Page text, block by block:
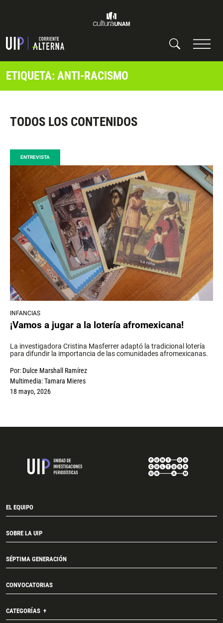
ETIQUETA: ANTI-RACISMO
TODOS LOS CONTENIDOS
ENTREVISTA
INFANCIAS
¡Vamos a jugar a la lotería afromexicana!
La investigadora Cristina Masferrer adaptó la tradicional lotería
para difundir la importancia de las comunidades afromexicanas.
Por: Dulce Marshall Ramírez
Multimedia:Tamara Mieres
18 mayo, 2026
EL EQUIPO
SOBRE LA UIP
SÉPTIMA GENERACIÓN
CONVOCATORIAS
CATEGORÍAS